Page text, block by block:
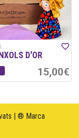
D'OR
15,00€
| ® Marca